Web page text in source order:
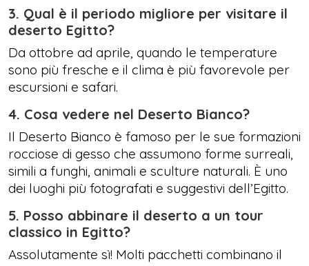
3. Qual è il periodo migliore per visitare il
deserto Egitto?
Da ottobre ad aprile, quando le temperature
sono più fresche e il clima è più favorevole per
escursioni e safari.
4. Cosa vedere nel Deserto Bianco?
Il Deserto Bianco è famoso per le sue formazioni
rocciose di gesso che assumono forme surreali,
simili a funghi, animali e sculture naturali. È uno
dei luoghi più fotografati e suggestivi dell’Egitto.
5. Posso abbinare il deserto a un tour
classico in Egitto?
Assolutamente sì! Molti pacchetti combinano il